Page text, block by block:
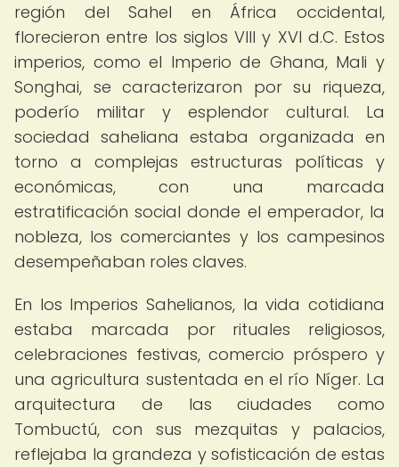
región del Sahel en África occidental,
florecieron entre los siglos VIII y XVI d.C. Estos
imperios, como el Imperio de Ghana, Mali y
Songhai, se caracterizaron por su riqueza,
poderío militar y esplendor cultural. La
sociedad saheliana estaba organizada en
torno a complejas estructuras políticas y
económicas, con una marcada
estratificación social donde el emperador, la
nobleza, los comerciantes y los campesinos
desempeñaban roles claves.
En los Imperios Sahelianos, la vida cotidiana
estaba marcada por rituales religiosos,
celebraciones festivas, comercio próspero y
una agricultura sustentada en el río Níger. La
arquitectura de las ciudades como
Tombuctú, con sus mezquitas y palacios,
reflejaba la grandeza y sofisticación de estas